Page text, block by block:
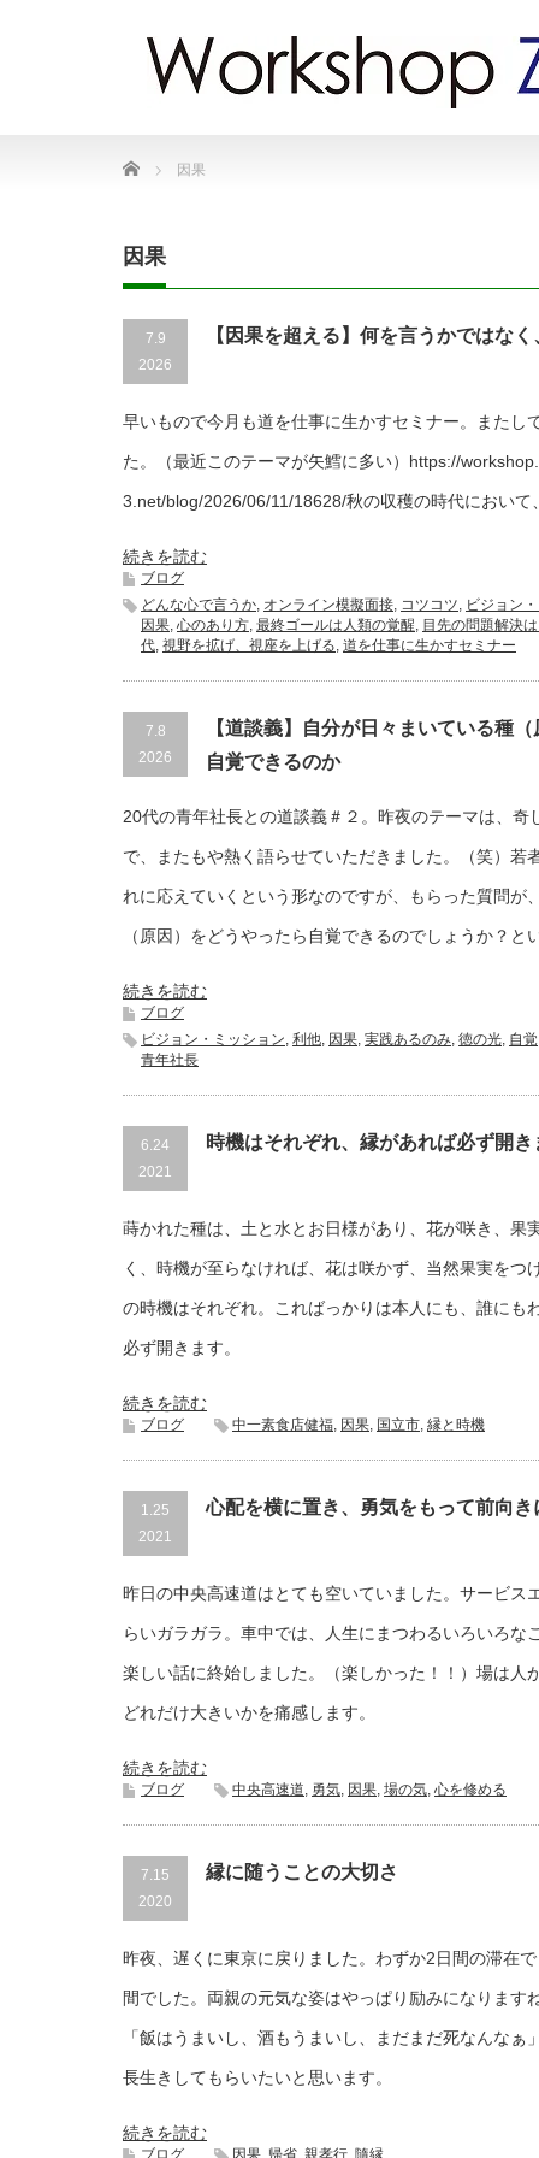
Home 因果
因果
7.9
2026
【因果を超える】何を言うかではな
早いもので今月も道を仕事に生かすセミナー。またし
た。（最近このテーマが矢鱈に多い）https://
3.net/blog/2026/06/11/18628/秋の収穫の時代において
続きを読む
ブログ
どんな心で言うか, オンライン模擬面接, コツコツ, ビジョン
因果, 心のあり方, 最終ゴールは人類の覚醒, 目先の問題解決
代, 視野を拡げ、視座を上げる, 道を仕事に生かすセミナー
7.8
2026
【道談義】自分が日々まいている種
自覚できるのか
20代の青年社長との道談義＃２。昨夜のテーマは、奇
で、またもや熱く語らせていただきました。（笑）若
れに応えていくという形なのですが、もらった質問が
（原因）をどうやったら自覚できるのでしょうか？と
続きを読む
ブログ
ビジョン・ミッション, 利他, 因果, 実践あるのみ, 徳の光, 自覚
青年社長
6.24
2021
時機はそれぞれ、縁があれば必ず開き
蒔かれた種は、土と水とお日様があり、花が咲き、果
く、時機が至らなければ、花は咲かず、当然果実をつ
の時機はそれぞれ。こればっかりは本人にも、誰にも
必ず開きます。
続きを読む
ブログ 中一素食店健福, 因果, 国立市, 縁と時機
1.25
2021
心配を横に置き、勇気をもって前向
昨日の中央高速道はとても空いていました。サービス
らいガラガラ。車中では、人生にまつわるいろいろな
楽しい話に終始しました。（楽しかった！！）場は人
どれだけ大きいかを痛感します。
続きを読む
ブログ 中央高速道, 勇気, 因果, 場の気, 心を修める
7.15
2020
縁に随うことの大切さ
昨夜、遅くに東京に戻りました。わずか2日間の滞在
間でした。両親の元気な姿はやっぱり励みになります
「飯はうまいし、酒もうまいし、まだまだ死なんなぁ
長生きしてもらいたいと思います。
続きを読む
ブログ 因果, 帰省, 親孝行, 隨縁